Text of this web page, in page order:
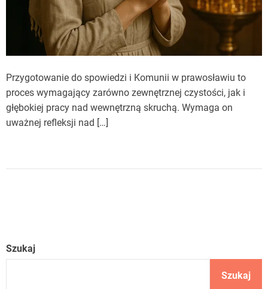
Przygotowanie do spowiedzi i Komunii w prawosławiu to
proces wymagający zarówno zewnętrznej czystości, jak i
głębokiej pracy nad wewnętrzną skruchą. Wymaga on
uważnej refleksji nad […]
Szukaj
Szukaj